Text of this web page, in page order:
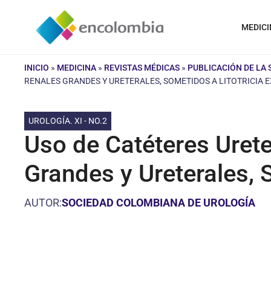
contenido
INICIO » MEDICINA » REVISTAS MÉDICAS » PUBLICACIÓN DE LA
RENALES GRANDES Y URETERALES, SOMETIDOS A LITOTRICIA
UROLOGÍA. XI - NO.2
Uso de Catéteres
Grandes y
AUTOR:SOCIEDAD COLOMBIANA DE UROLOGÍA